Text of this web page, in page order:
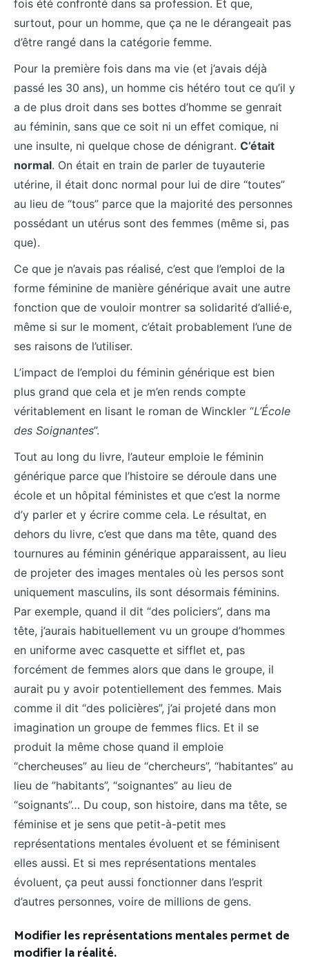
fois été confronté dans sa profession. Et que,
surtout, pour un homme, que ça ne le dérangeait pas
d’être rangé dans la catégorie femme.
Pour la première fois dans ma vie (et j’avais déjà
passé les 30 ans), un homme cis hétéro tout ce qu’il y
a de plus droit dans ses bottes d’homme se genrait
au féminin, sans que ce soit ni un effet comique, ni
une insulte, ni quelque chose de dénigrant. C’était
normal. On était en train de parler de tuyauterie
utérine, il était donc normal pour lui de dire “toutes”
au lieu de “tous” parce que la majorité des personnes
possédant un utérus sont des femmes (même si, pas
que).
Ce que je n’avais pas réalisé, c’est que l’emploi de la
forme féminine de manière générique avait une autre
fonction que de vouloir montrer sa solidarité d’allié·e,
même si sur le moment, c’était probablement l’une de
ses raisons de l’utiliser.
L’impact de l’emploi du féminin générique est bien
plus grand que cela et je m’en rends compte
véritablement en lisant le roman de Winckler “L’École
des Soignantes”.
Tout au long du livre, l’auteur emploie le féminin
générique parce que l’histoire se déroule dans une
école et un hôpital féministes et que c’est la norme
d’y parler et y écrire comme cela. Le résultat, en
dehors du livre, c’est que dans ma tête, quand des
tournures au féminin générique apparaissent, au lieu
de projeter des images mentales où les persos sont
uniquement masculins, ils sont désormais féminins.
Par exemple, quand il dit “des policiers”, dans ma
tête, j’aurais habituellement vu un groupe d’hommes
en uniforme avec casquette et sifflet et, pas
forcément de femmes alors que dans le groupe, il
aurait pu y avoir potentiellement des femmes. Mais
comme il dit “des policières”, j’ai projeté dans mon
imagination un groupe de femmes flics. Et il se
produit la même chose quand il emploie
“chercheuses” au lieu de “chercheurs”, “habitantes” au
lieu de ”habitants”, “soignantes” au lieu de
“soignants”… Du coup, son histoire, dans ma tête, se
féminise et je sens que petit-à-petit mes
représentations mentales évoluent et se féminisent
elles aussi. Et si mes représentations mentales
évoluent, ça peut aussi fonctionner dans l’esprit
d’autres personnes, voire de millions de gens.
Modifier les représentations mentales permet de
modifier la réalité.